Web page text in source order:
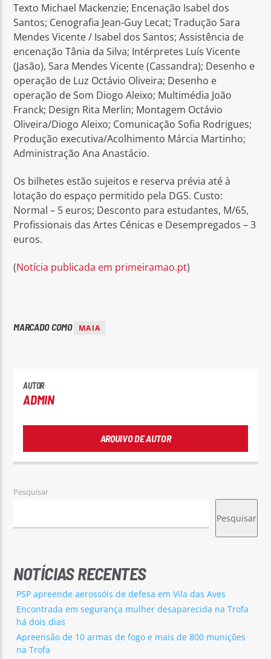
Texto Michael Mackenzie; Encenação Isabel dos
Santos; Cenografia Jean-Guy Lecat; Tradução Sara
Mendes Vicente / Isabel dos Santos; Assistência de
encenação Tânia da Silva; Intérpretes Luís Vicente
(Jasão), Sara Mendes Vicente (Cassandra); Desenho e
operação de Luz Octávio Oliveira; Desenho e
operação de Som Diogo Aleixo; Multimédia João
Franck; Design Rita Merlin; Montagem Octávio
Oliveira/Diogo Aleixo; Comunicação Sofia Rodrigues;
Produção executiva/Acolhimento Márcia Martinho;
Administração Ana Anastácio.
Os bilhetes estão sujeitos e reserva prévia até à
lotação do espaço permitido pela DGS. Custo:
Normal – 5 euros; Desconto para estudantes, M/65,
Profissionais das Artes Cénicas e Desempregados – 3
euros.
(Notícia publicada em primeiramao.pt)
MARCADO COMO MAIA
AUTOR
ADMIN
ARQUIVO DE AUTOR
Pesquisar
Pesquisar
NOTÍCIAS RECENTES
PSP apreende aerossóis de defesa em Vila das Aves
Encontrada em segurança mulher desaparecida na Trofa
há dois dias
Apreensão de 10 armas de fogo e mais de 800 munições
na Trofa